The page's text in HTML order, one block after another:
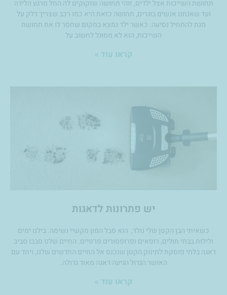
תחושת השייכות אצל ילדים, זוהי תחושה שזקוקים לה החל מרגע הלידה
ועד שאנחנו אנשים בוגרים, תחושה כזאת היא כמו רכב שצריך דלק על
מנת להתחיל נסיעה. כאשר ילד נמצא במקום שחסר לו את תחושת
השייכות, הוא לא מסוגל לחשוב על
קראו עוד »
יש פתרונות לדאגות
כשאיתי הבן הקטן שלי נולד, הוא סבל המון מקשיי נשימה. בילנו ימים
ולילות בבתי חולים, רופאים ופרופסורים פרטיים. החיים שלנו סבבו סביב
דאגה בלתי פוסקת לתינוק הקטן שנכנס אל החיים החדשים שלנו, ויחד עם
האושר הגדול הגיעה דאגה מאוד גדולה.
קראו עוד »